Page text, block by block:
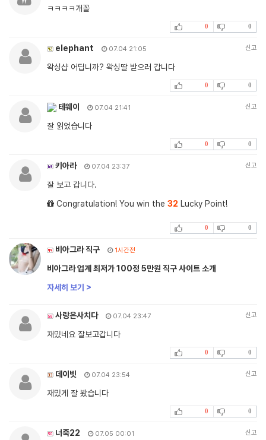
ㅋㅋㅋㅋ개꼴
0 0
elephant 07.04 21:05 신고
왁싱샵 어딥니까? 왁싱딸 받으러 갑니다
0 0
테웨이 07.04 21:41 신고
잘 읽었습니다
0 0
키아라 07.04 23:37 신고
잘 보고 갑니다.
Congratulation! You win the 32 Lucky Point!
0 0
비아그라 직구 1시간전
비아그라 업계 최저가 100정 5만원 직구 사이트 소개
자세히 보기 >
사랑은사치다 07.04 23:47 신고
재밌네요 잘보고갑니다
0 0
데이빗 07.04 23:54 신고
재밌게 잘 봤습니다
0 0
너죽22 07.05 00:01 신고